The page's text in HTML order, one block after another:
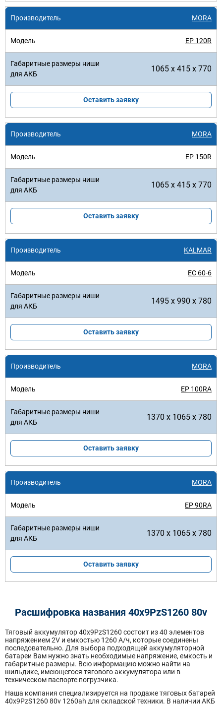
MORA
EP 120R
1065 x 415 x 770
Оставить заявку
MORA
EP 150R
1065 x 415 x 770
Оставить заявку
KALMAR
EC 60-6
1495 x 990 x 780
Оставить заявку
MORA
EP 100RA
1370 x 1065 x 780
Оставить заявку
MORA
EP 90RA
1370 x 1065 x 780
Оставить заявку
Расшифровка названия 40х9PzS1260 80v
Тяговый аккумулятор 40x9PzS1260 состоит из 40 элементов
напряжением 2V и емкостью 1260 А/ч, которые соединены
последовательно. Для выбора подходящей аккумуляторной
батареи Вам нужно знать необходимые напряжение, емкость и
габаритные размеры. Всю информацию можно найти на
шильдике, имеющегося тягового аккумулятора или в
техническом паспорте погрузчика.
Наша компания специализируется на продаже тяговых батарей
40х9PzS1260 80v 1260ah для складской техники. В наличии АКБ